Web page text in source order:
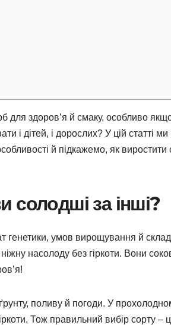
для здоров’я й смаку, особливо
і дітей, і дорослих? У цій статті
й підкажемо, як
солодші за інші?
генетики, умов вирощування й
насолоду без гіркоти. Вони
поливу й погоди. У
Тож правильний вибір сорту –